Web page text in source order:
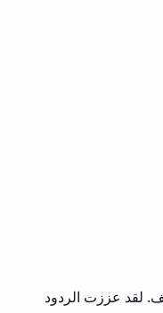
لقد عززت الردود